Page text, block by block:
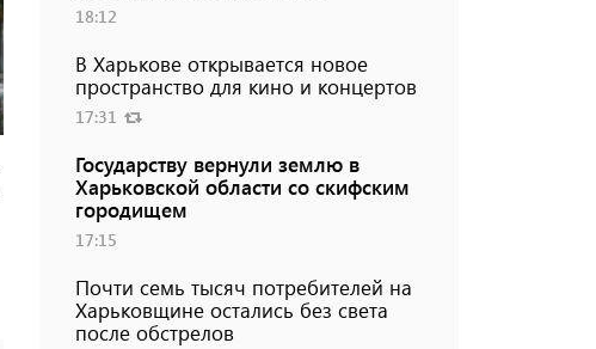
18:12
В Харькове открывается новое
пространство для кино и концертов
17:31
Государству вернули землю в
Харьковской области со скифским
городищем
17:15
Почти семь тысяч потребителей на
Харьковщине остались без света
после обстрелов